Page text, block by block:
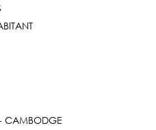
CAMBODGE